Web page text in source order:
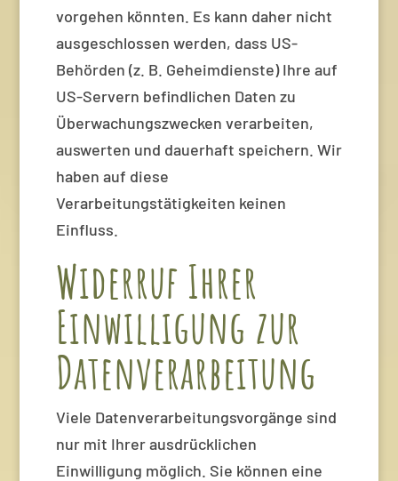
vorgehen könnten. Es kann daher nicht
ausgeschlossen werden, dass US-
Behörden (z. B. Geheimdienste) Ihre auf
US-Servern befindlichen Daten zu
Überwachungszwecken verarbeiten,
auswerten und dauerhaft speichern. Wir
haben auf diese
Verarbeitungstätigkeiten keinen
Einfluss.
Widerruf Ihrer
Einwilligung zur
Datenverarbeitung
Viele Datenverarbeitungsvorgänge sind
nur mit Ihrer ausdrücklichen
Einwilligung möglich. Sie können eine